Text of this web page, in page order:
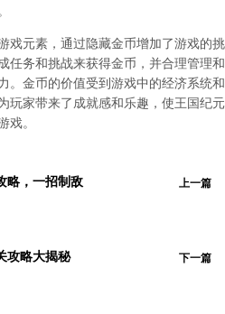
戏元素，通过隐藏金币增加了游戏的挑
任务和挑战来获得金币，并合理管理和
。金币的价值受到游戏中的经济系统和
玩家带来了成就感和乐趣，使王国纪元
。
略，一招制敌 上一篇
攻略大揭秘 下一篇